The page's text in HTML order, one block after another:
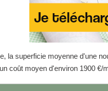
la superficie moyenne d'une
coût moyen d'environ 1900 €/